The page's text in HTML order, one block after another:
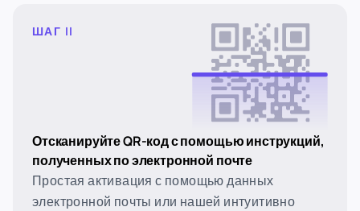
ШАГ II
Отсканируйте QR-код с помощью инструкций,
полученных по электронной почте
Простая активация с помощью данных
электронной почты или нашей интуитивно